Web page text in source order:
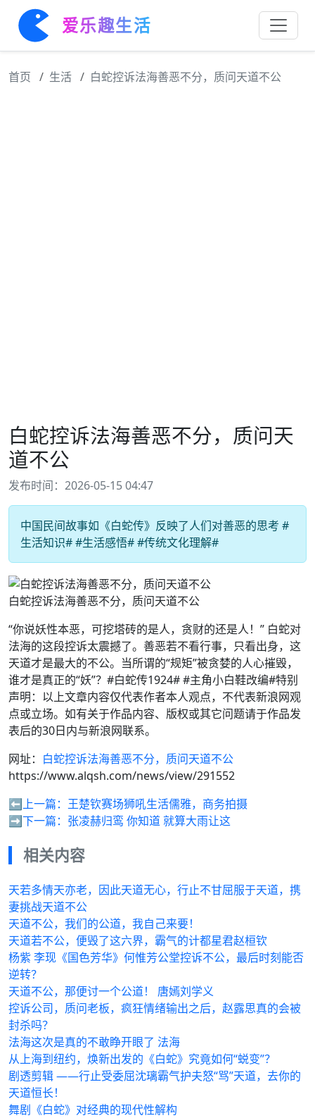
爱乐趣生活
首页 生活 白蛇控诉法海善恶不分，质问天道不公
白蛇控诉法海善恶不分，质问天
道不公
发布时间：2026-05-15 04:47
中国民间故事如《白蛇传》反映了人们对善恶的思考 #
生活知识# #生活感悟# #传统文化理解#
白蛇控诉法海善恶不分，质问天道不公
“你说妖性本恶，可挖塔砖的是人，贪财的还是人！” 白蛇对
法海的这段控诉太震撼了。善恶若不看行事，只看出身，这
天道才是最大的不公。当所谓的“规矩”被贪婪的人心摧毁，
谁才是真正的“妖”？#白蛇传1924# #主角小白鞋改编#特别
声明：以上文章内容仅代表作者本人观点，不代表新浪网观
点或立场。如有关于作品内容、版权或其它问题请于作品发
表后的30日内与新浪网联系。
网址： 白蛇控诉法海善恶不分，质问天道不公
https://www.alqsh.com/news/view/291552
⬅️上一篇： 王楚钦赛场狮吼生活儒雅，商务拍摄
➡️下一篇： 张凌赫归鸾 你知道 就算大雨让这
相关内容
天若多情天亦老，因此天道无心，行止不甘屈服于天道，携
妻挑战天道不公
天道不公，我们的公道，我自己来要！
天道若不公，便毁了这六界，霸气的计都星君赵桓钦
杨紫 李现《国色芳华》何惟芳公堂控诉不公，最后时刻能否
逆转？
天道不公，那便讨一个公道！ 唐嫣刘学义
控诉公司，质问老板，疯狂情绪输出之后，赵露思真的会被
封杀吗？
法海这次是真的不敢睁开眼了 法海
从上海到纽约，焕新出发的《白蛇》究竟如何“蜕变”？
剧透剪辑 ——行止受委屈沈璃霸气护夫怒“骂”天道，去你的
天道恒长！
舞剧《白蛇》对经典的现代性解构